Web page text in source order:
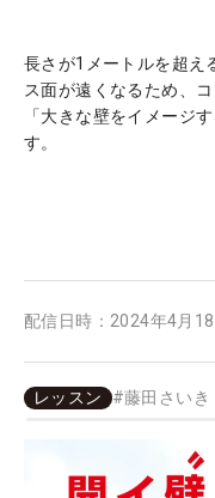
長さが1メートルを超え
ス面が遠くなるため、
「大きな壁をイメージ
す。
配信日時： 2024年4月
レッスン #藤田さいき